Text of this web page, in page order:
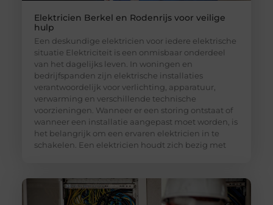
Elektricien Berkel en Rodenrijs voor veilige
hulp
Een deskundige elektricien voor iedere elektrische
situatie Elektriciteit is een onmisbaar onderdeel
van het dagelijks leven. In woningen en
bedrijfspanden zijn elektrische installaties
verantwoordelijk voor verlichting, apparatuur,
verwarming en verschillende technische
voorzieningen. Wanneer er een storing ontstaat of
wanneer een installatie aangepast moet worden, is
het belangrijk om een ervaren elektricien in te
schakelen. Een elektricien houdt zich bezig met